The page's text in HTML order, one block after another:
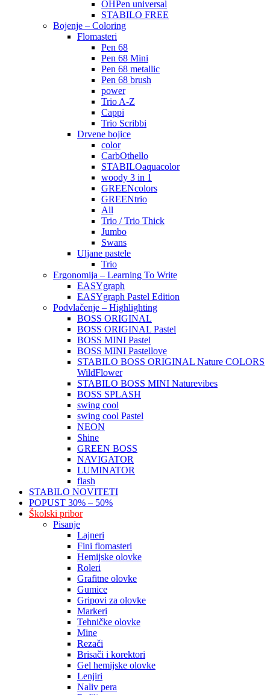
OHPen universal
STABILO FREE
Bojenje – Coloring
Flomasteri
Pen 68
Pen 68 Mini
Pen 68 metallic
Pen 68 brush
power
Trio A-Z
Cappi
Trio Scribbi
Drvene bojice
color
CarbOthello
STABILOaquacolor
woody 3 in 1
GREENcolors
GREENtrio
All
Trio / Trio Thick
Jumbo
Swans
Uljane pastele
Trio
Ergonomija – Learning To Write
EASYgraph
EASYgraph Pastel Edition
Podvlačenje – Highlighting
BOSS ORIGINAL
BOSS ORIGINAL Pastel
BOSS MINI Pastel
BOSS MINI Pastellove
STABILO BOSS ORIGINAL Nature COLORS
WildFlower
STABILO BOSS MINI Naturevibes
BOSS SPLASH
swing cool
swing cool Pastel
NEON
Shine
GREEN BOSS
NAVIGATOR
LUMINATOR
flash
STABILO NOVITETI
POPUST 30% – 50%
Školski pribor
Pisanje
Lajneri
Fini flomasteri
Hemijske olovke
Roleri
Grafitne olovke
Gumice
Gripovi za olovke
Markeri
Tehničke olovke
Mine
Rezači
Brisači i korektori
Gel hemijske olovke
Lenjiri
Naliv pera